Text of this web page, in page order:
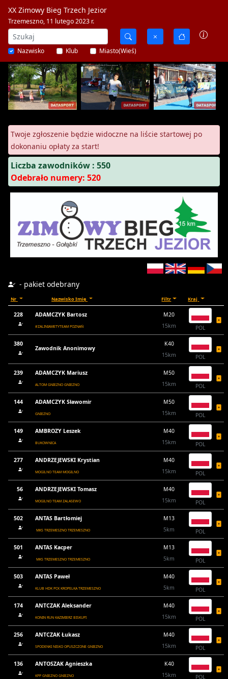
XX Zimowy Bieg Trzech Jezior
Trzemeszno, 11 lutego 2023 r.
Nazwisko Klub Miasto(Wieś)
Twoje zgłoszenie będzie widoczne na liście startowej po
dokonaniu opłaty za start!
Liczba zawodników : 550
Odebrało numery: 520
- pakiet odebrany
Nr Nazwisko Imię Filtr Kraj
228 ADAMCZYK Bartosz
#ZALINIAMETYTEAM POZNAŃ
M20
15km
POL
380
Zawodnik Anonimowy
K40
15km
POL
239 ADAMCZYK Mariusz
ALTOM GNIEZNO GNIEZNO
M50
15km
POL
144 ADAMCZYK Sławomir
GNIEZNO
M50
15km
POL
149 AMBROZY Leszek
BUKOWNICA
M40
15km
POL
277 ANDRZEJEWSKI Krystian
MOGILNO TEAM MOGILNO
M40
15km
POL
56 ANDRZEJEWSKI Tomasz
MOGILNO TEAM ZALASEWO
M40
15km
POL
502 ANTAS Bartłomiej
MKS TRZEMESZNO TRZEMESZNO
M13
5km
POL
501 ANTAS Kacper
MKS TRZEMESZNO TRZEMESZNO
M13
5km
POL
503 ANTAS Paweł
KLUB HDK PCK KROPELKA TRZEMESZNO
M40
5km
POL
174 ANTCZAK Aleksander
KONIN RUN KAZIMIERZ BISKUPI
M40
15km
POL
256 ANTCZAK Łukasz
SPODENKI NISKO OPUSZCZONE GNIEZNO
M40
15km
POL
136 ANTOSZAK Agnieszka
KPP GNIEZNO GNIEZNO
K40
15km
POL